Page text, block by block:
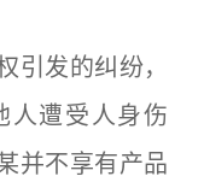
发的纠纷，
人遭受人身伤
并不享有产品